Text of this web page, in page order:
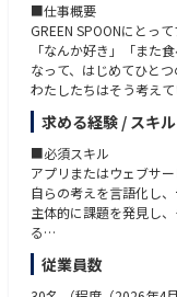
■仕事概要
GREEN SPOONにとっ
「なんか好き」「また
なって、はじめてひとつ
わたしたちはそう考えて
だから、画面の中の一
くない。
商品との出会いに、心
けたくなっている。
その積み重ねが、
このポジションでお願
ンすることに責任とや
求める経験 / スキル
■必須スキル
アプリまたはウェブサ
自らの考えを言語化し
主体的に課題を発見し
る
■歓迎スキル
ユーザー視点とビジネ
従業員数